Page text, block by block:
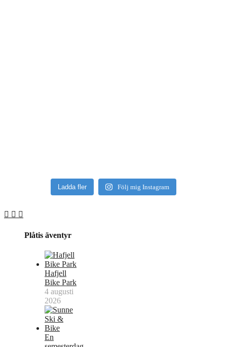
Ladda fler Följ mig Instagram
Plåtis äventyr
Hafjell
Bike Park
4 augusti
2026
En